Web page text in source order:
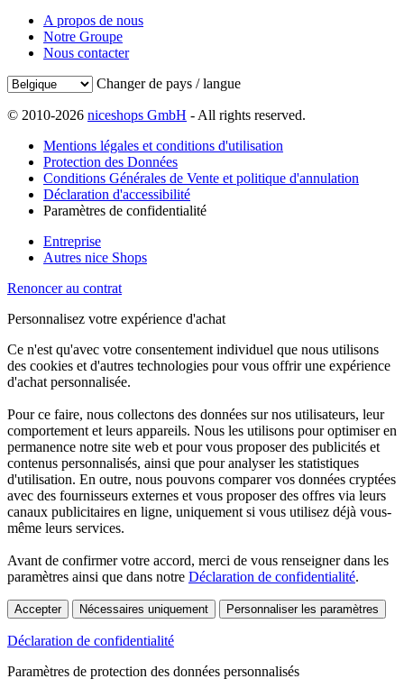
A propos de nous
Notre Groupe
Nous contacter
Changer de pays / langue
© 2010-2026 niceshops GmbH - All rights reserved.
Mentions légales et conditions d'utilisation
Protection des Données
Conditions Générales de Vente et politique d'annulation
Déclaration d'accessibilité
Paramètres de confidentialité
Entreprise
Autres nice Shops
Renoncer au contrat
Personnalisez votre expérience d'achat
Ce n'est qu'avec votre consentement individuel que nous utilisons
des cookies et d'autres technologies pour vous offrir une expérience
d'achat personnalisée.
Pour ce faire, nous collectons des données sur nos utilisateurs, leur
comportement et leurs appareils. Nous les utilisons pour optimiser en
permanence notre site web et pour vous proposer des publicités et
contenus personnalisés, ainsi que pour analyser les statistiques
d'utilisation. En outre, nous pouvons comparer vos données cryptées
avec des fournisseurs externes et vous proposer des offres via leurs
canaux publicitaires en ligne, uniquement si vous utilisez déjà vous-
même leurs services.
Avant de confirmer votre accord, merci de vous renseigner dans les
paramètres ainsi que dans notre Déclaration de confidentialité.
Accepter Nécessaires uniquement Personnaliser les paramètres
Déclaration de confidentialité
Paramètres de protection des données personnalisés